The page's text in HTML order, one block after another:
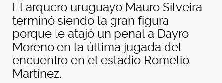
El arquero uruguayo Mauro Silveira
terminó siendo la gran figura
porque le atajó un penal a Dayro
Moreno en la última jugada del
encuentro en el estadio Romelio
Martínez.